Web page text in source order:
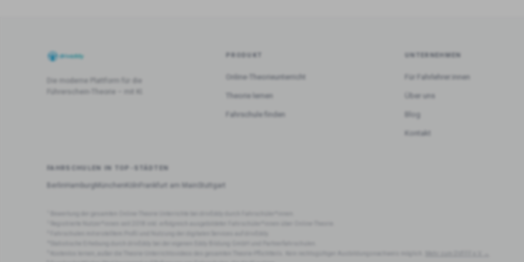
PRODUKT
Online-Theorieunterricht
Theorie lernen
Fahrschule finden
UNTERNEHMEN
Für Fahrlehrer:innen
Über uns
Blog
Kontakt
FAHRSCHULEN IN TOP-STÄDTEN
Berlin Hamburg München Frankfurt am Main Stuttgart